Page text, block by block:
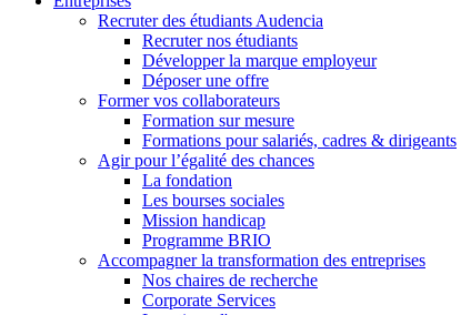
Recruter des étudiants Audencia
Recruter nos étudiants
Développer la marque employeur
Déposer une offre
Former vos collaborateurs
Formation sur mesure
Formations pour salariés, cadres & dirigeants
Agir pour l’égalité des chances
La fondation
Les bourses sociales
Mission handicap
Programme BRIO
Accompagner la transformation des entreprises
Nos chaires de recherche
Corporate Services